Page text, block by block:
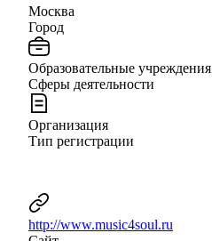
Москва
Город
Образовательные учреждения
Сферы деятельности
Организация
Тип регистрации
http://www.music4soul.ru